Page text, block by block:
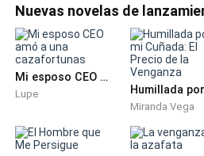
Nuevas novelas de
Mi esposo CEO amó a una cazafortunas
Lupe
Miranda Vega